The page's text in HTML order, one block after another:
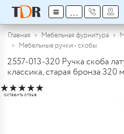
≡ ...
Главная Мебельная фурнитура
Мебельные ручки - скобы
2557-013-320 Ручка скоба
классика, старая бронза 320
★★★★★
оставить отзыв